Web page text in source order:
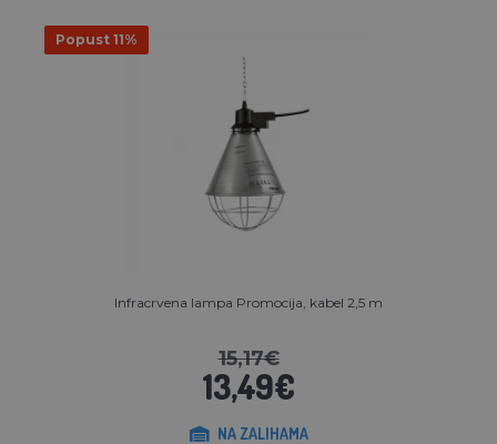
Popust 11%
Infracrvena lampa Promocija, kabel 2,5 m
15,17€
13,49€
NA ZALIHAMA